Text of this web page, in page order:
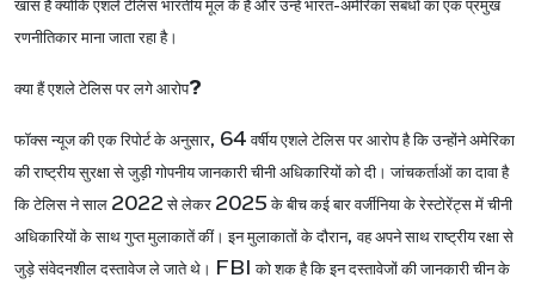
खास है क्योंकि एशले टेलिस भारतीय मूल के हैं और उन्हें भारत-अमेरिका संबंधों का एक प्रमुख
रणनीतिकार माना जाता रहा है।
क्या हैं एशले टेलिस पर लगे आरोप?
फॉक्स न्यूज की एक रिपोर्ट के अनुसार, 64वर्षीय एशले टेलिस पर आरोप है कि उन्होंने अमेरिका
की राष्ट्रीय सुरक्षा से जुड़ी गोपनीय जानकारी चीनी अधिकारियों को दी। जांचकर्ताओं का दावा है
कि टेलिस ने साल 2022से लेकर 2025के बीच कई बार वर्जीनिया के रेस्टोरेंट्स में चीनी
अधिकारियों के साथ गुप्त मुलाकातें कीं। इन मुलाकातों के दौरान,वह अपने साथ राष्ट्रीय रक्षा से
जुड़े संवेदनशील दस्तावेज ले जाते थे। FBIको शक है कि इन दस्तावेजों की जानकारी चीन के